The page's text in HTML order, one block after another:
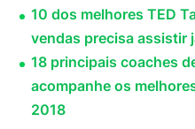
10 dos melhores TED
vendas precisa assistir
18 principais coaches
acompanhe os
2018